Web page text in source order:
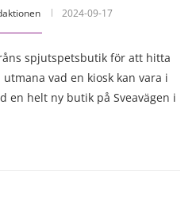
2024-09-17
spjutspetsbutik för att hitta
vad en kiosk kan vara i
en helt ny butik på Sveavägen i